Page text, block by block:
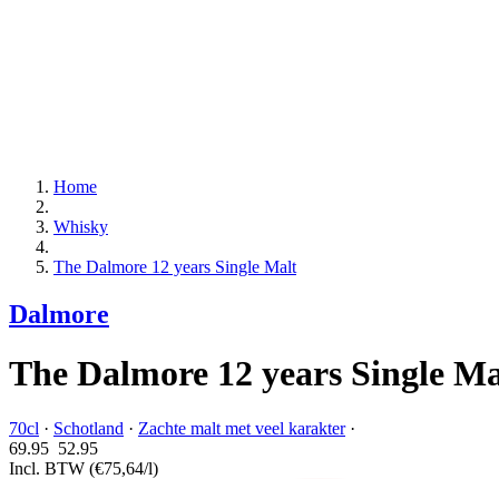
Home
Whisky
The Dalmore 12 years Single Malt
Dalmore
The Dalmore 12 years Single
70cl · Schotland · Zachte malt met veel karakter·
69.95 52.95
Incl. BTW (€75,64/l)